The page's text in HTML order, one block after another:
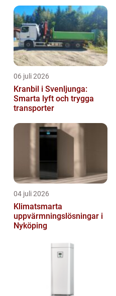
06 juli 2026
Kranbil i Svenljunga:
Smarta lyft och trygga
transporter
04 juli 2026
Klimatsmarta
uppvärmningslösningar i
Nyköping